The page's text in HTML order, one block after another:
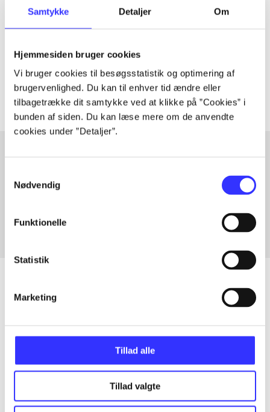
Samtykke Detaljer Om
Hjemmesiden bruger cookies
Vi bruger cookies til besøgsstatistik og optimering af
brugervenlighed. Du kan til enhver tid ændre eller
tilbagetrække dit samtykke ved at klikke på ”Cookies” i
bunden af siden. Du kan læse mere om de anvendte
cookies under ”Detaljer”.
Nødvendig
Funktionelle
Statistik
Marketing
Tillad alle
Tillad valgte
Tidsskrift
Artiklerne i handler ofte om
Artikler med samme emner
Alle registrerede artikler fordelt på udgivelser
...
...